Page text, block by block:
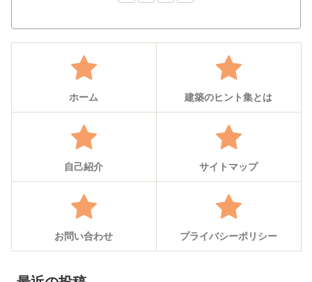
ホーム 建築のヒント集とは
自己紹介 サイトマップ
お問い合わせ プライバシーポリシー